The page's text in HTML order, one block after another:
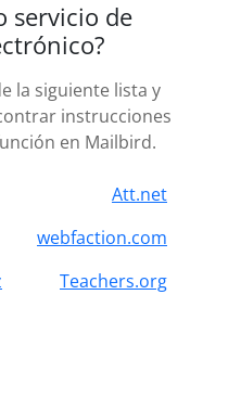
servicio de
la siguiente lista y
instrucciones
en Mailbird.
Att.net
webfaction.com
Teachers.org